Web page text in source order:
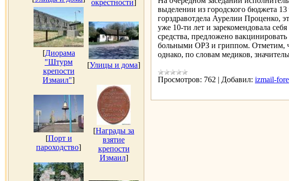
окрестности]
[Диорама
"Штурм
крепости
Измаил"]
[Улицы и дома]
[Порт и
пароходство]
[Награды за
взятие
крепости
Измаил]
выделении из городского бюджета
горздравотдела Аурелии Проценко,
уже 10-ти лет и зарекомендовала
средства, предложено
больными ОРЗ и гриппом. Отметим,
однако, по словам медиков,
Просмотров: 762 | Добавил: izmail-